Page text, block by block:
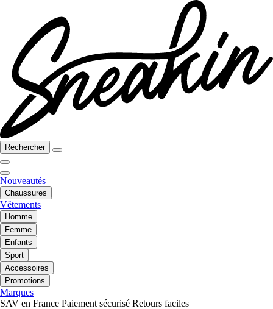
Rechercher
Nouveautés
Chaussures
Vêtements
Homme
Femme
Enfants
Sport
Accessoires
Promotions
Marques
SAV en France Paiement sécurisé Retours faciles